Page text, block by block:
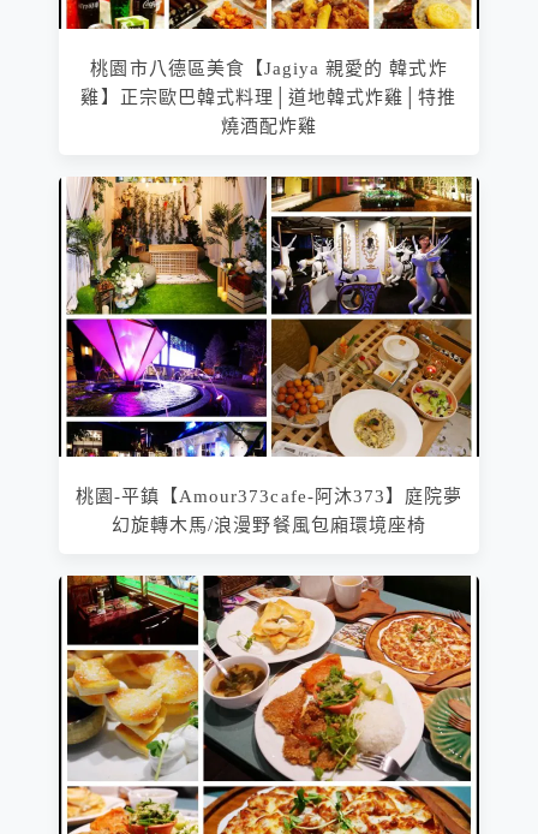
桃園市八德區美食【Jagiya 親愛的 韓式炸
雞】正宗歐巴韓式料理│道地韓式炸雞│特推
燒酒配炸雞
桃園-平鎮【Amour373cafe-阿沐373】庭院夢
幻旋轉木馬/浪漫野餐風包廂環境座椅